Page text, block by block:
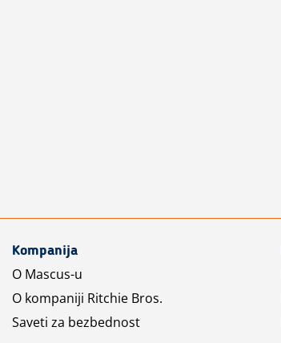
Kompanija
O Mascus-u
O kompaniji Ritchie Bros.
Saveti za bezbednost